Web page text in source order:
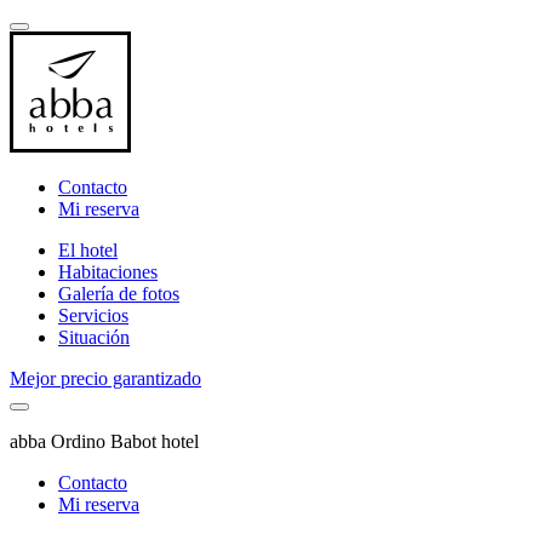
Contacto
Mi reserva
El hotel
Habitaciones
Galería de fotos
Servicios
Situación
Mejor precio garantizado
abba Ordino Babot hotel
Contacto
Mi reserva